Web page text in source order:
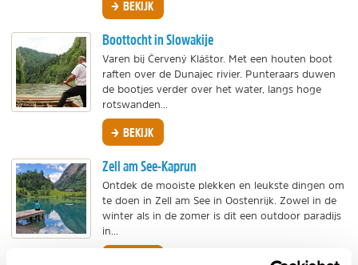
BEKIJK
Boottocht in Slowakije
Varen bij Červený Kláštor. Met een houten boot
raften over de Dunajec rivier. Punteraars duwen
de bootjes verder over het water, langs hoge
rotswanden...
BEKIJK
Zell am See-Kaprun
Ontdek de mooiste plekken en leukste dingen om
te doen in Zell am See in Oostenrijk. Zowel in de
winter als in de zomer is dit een outdoor paradijs
in...